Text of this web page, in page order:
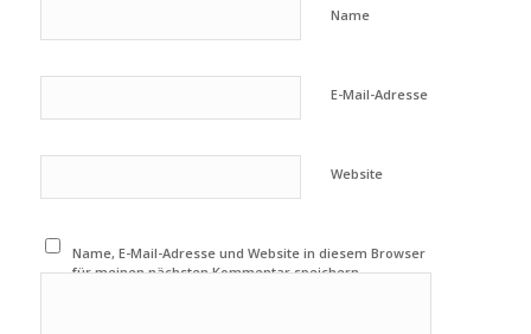
Name
E-Mail-Adresse
Website
Name, E-Mail-Adresse und Website in diesem Browser
für meinen nächsten Kommentar speichern.